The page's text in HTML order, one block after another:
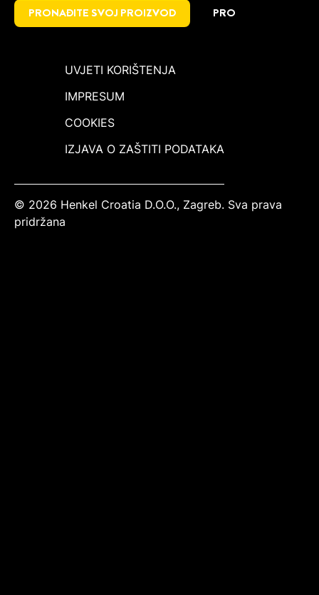
PRONAĐITE SVOJ PROIZVOD PRO
UVJETI KORIŠTENJA
IMPRESUM
COOKIES
IZJAVA O ZAŠTITI PODATAKA
© 2026 Henkel Croatia D.O.O., Zagreb. Sva prava
pridržana